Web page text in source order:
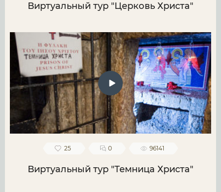
Виртуальный тур "Церковь Христа"
25 0 96141
Виртуальный тур "Темница Христа"